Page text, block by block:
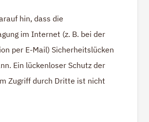
hin, dass die
im Internet (z. B. bei der
per E-Mail) Sicherheitslücken
Ein lückenloser Schutz der
Zugriff durch Dritte ist nicht